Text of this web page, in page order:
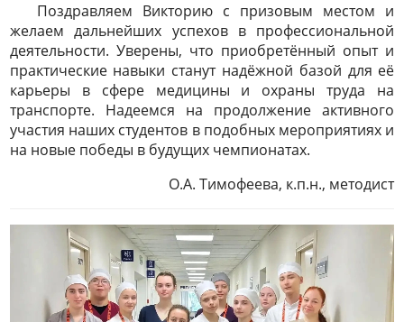
Поздравляем Викторию с призовым местом и
желаем дальнейших успехов в профессиональной
деятельности. Уверены, что приобретённый опыт и
практические навыки станут надёжной базой для её
карьеры в сфере медицины и охраны труда на
транспорте. Надеемся на продолжение активного
участия наших студентов в подобных мероприятиях и
на новые победы в будущих чемпионатах.
О.А. Тимофеева, к.п.н., методист